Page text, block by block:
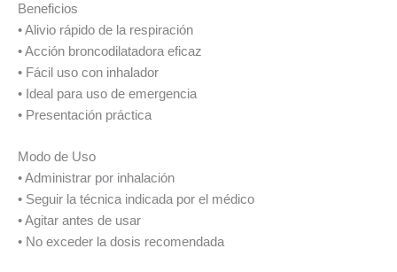
Beneficios
• Alivio rápido de la respiración
• Acción broncodilatadora eficaz
• Fácil uso con inhalador
• Ideal para uso de emergencia
• Presentación práctica
Modo de Uso
• Administrar por inhalación
• Seguir la técnica indicada por el médico
• Agitar antes de usar
• No exceder la dosis recomendada